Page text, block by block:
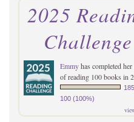
2025
Challenge
Emmyhas completed
of reading 100 books in
100 (100%)